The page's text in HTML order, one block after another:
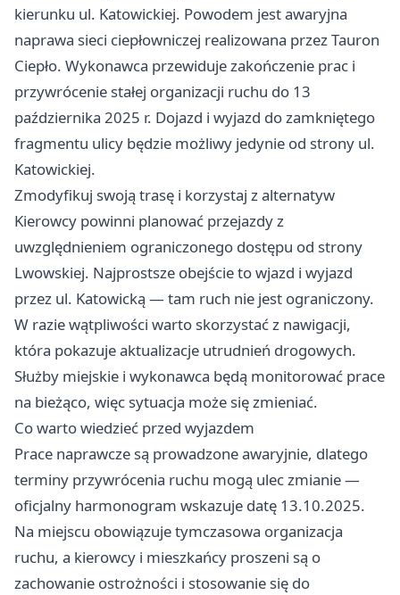
kierunku ul. Katowickiej. Powodem jest awaryjna
naprawa sieci ciepłowniczej realizowana przez Tauron
Ciepło. Wykonawca przewiduje zakończenie prac i
przywrócenie stałej organizacji ruchu do 13
października 2025 r. Dojazd i wyjazd do zamkniętego
fragmentu ulicy będzie możliwy jedynie od strony ul.
Katowickiej.
Zmodyfikuj swoją trasę i korzystaj z alternatyw
Kierowcy powinni planować przejazdy z
uwzględnieniem ograniczonego dostępu od strony
Lwowskiej. Najprostsze obejście to wjazd i wyjazd
przez ul. Katowicką — tam ruch nie jest ograniczony.
W razie wątpliwości warto skorzystać z nawigacji,
która pokazuje aktualizacje utrudnień drogowych.
Służby miejskie i wykonawca będą monitorować prace
na bieżąco, więc sytuacja może się zmieniać.
Co warto wiedzieć przed wyjazdem
Prace naprawcze są prowadzone awaryjnie, dlatego
terminy przywrócenia ruchu mogą ulec zmianie —
oficjalny harmonogram wskazuje datę 13.10.2025.
Na miejscu obowiązuje tymczasowa organizacja
ruchu, a kierowcy i mieszkańcy proszeni są o
zachowanie ostrożności i stosowanie się do